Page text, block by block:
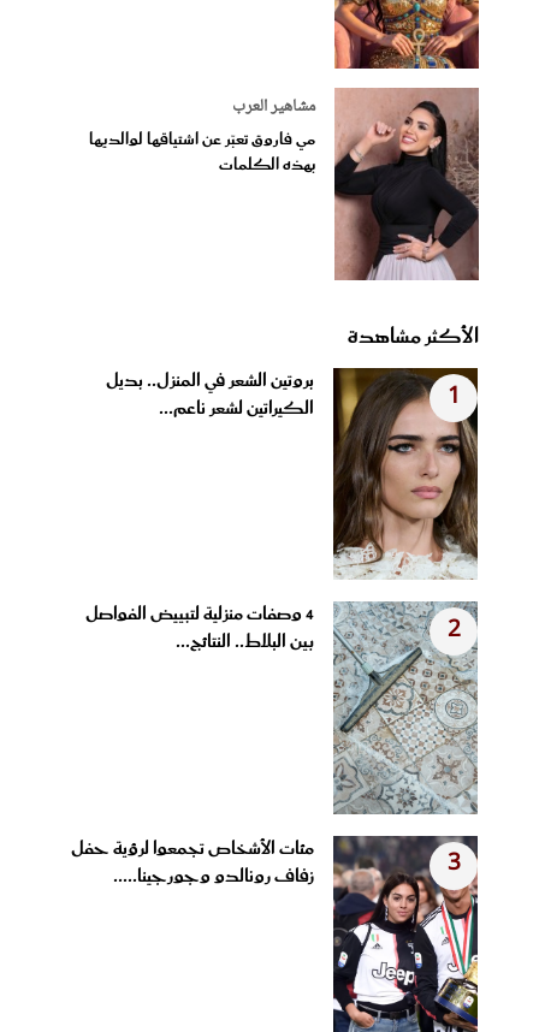
مشاهير العرب
مي فاروق تعبّر عن اشتياقها لوالديها
بهذه الكلمات
الأكثر مشاهدة
1
بروتين الشعر في المنزل.. بديل
الكيراتين لشعر ناعم...
2
4 وصفات منزلية لتبييض الفواصل
بين البلاط.. النتائج...
3
مئات الأشخاص تجمعوا لرؤية حفل
زفاف رونالدو وجورجينا.....